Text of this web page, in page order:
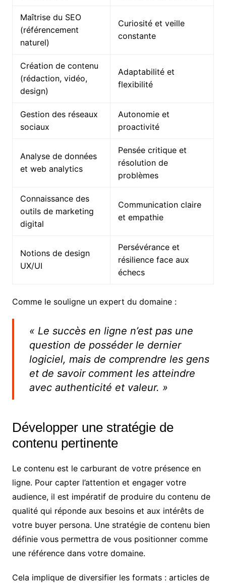
Maîtrise du SEO
(référencement
naturel)
Curiosité et veille
constante
Création de contenu
(rédaction, vidéo,
design)
Adaptabilité et
flexibilité
Gestion des réseaux
sociaux
Autonomie et
proactivité
Analyse de données
et web analytics
Pensée critique et
résolution de
problèmes
Connaissance des
outils de marketing
digital
Communication claire
et empathie
Notions de design
UX/UI
Persévérance et
résilience face aux
échecs
Comme le souligne un expert du domaine :
« Le succès en ligne n’est pas une
question de posséder le dernier
logiciel, mais de comprendre les gens
et de savoir comment les atteindre
avec authenticité et valeur. »
Développer une stratégie de
contenu pertinente
Le contenu est le carburant de votre présence en
ligne. Pour capter l’attention et engager votre
audience, il est impératif de produire du contenu de
qualité qui réponde aux besoins et aux intérêts de
votre buyer persona. Une stratégie de contenu bien
définie vous permettra de vous positionner comme
une référence dans votre domaine.
Cela implique de diversifier les formats : articles de